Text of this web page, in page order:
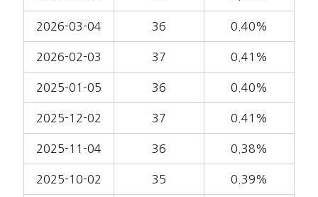
2026-03-04 36 0.40%
2026-02-03 37 0.41%
2025-01-05 36 0.40%
2025-12-02 37 0.41%
2025-11-04 36 0.38%
2025-10-02 35 0.39%